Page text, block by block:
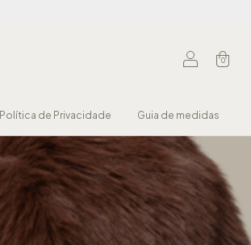
0
Política de Privacidade Guia de medidas